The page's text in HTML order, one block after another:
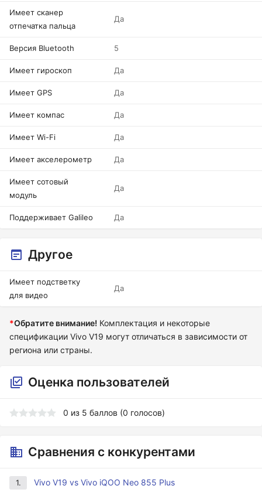
Имеет сканер
отпечатка пальца
Да
Версия Bluetooth 5
Имеет гироскоп Да
Имеет GPS Да
Имеет компас Да
Имеет Wi-Fi Да
Имеет акселерометр Да
Имеет сотовый
модуль
Да
Поддерживает Galileo Да
Другое
Имеет подстветку
для видео
Да
*Обратите внимание! Комплектация и некоторые
спецификации Vivo V19 могут отличаться в зависимости от
региона или страны.
Оценка пользователей
0 из 5 баллов (0 голосов)
Сравнения с конкурентами
1. Vivo V19 vs Vivo iQOO Neo 855 Plus